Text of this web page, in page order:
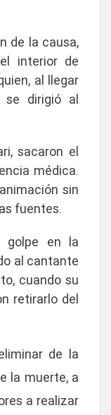
de la causa,
interior de
al llegar
dirigió al
sacaron el
médica.
sin
fuentes.
golpe en la
al cantante
cuando su
retirarlo del
de la
la muerte, a
a realizar